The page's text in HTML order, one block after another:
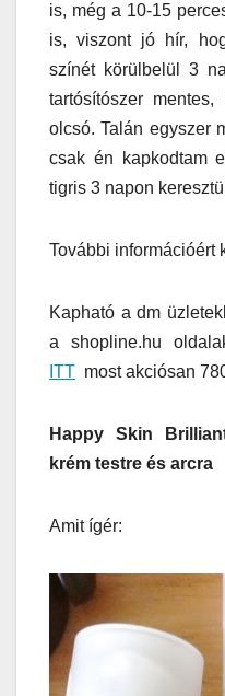
is, még a 10-15
is, viszont jó hír,
színét körülbelül 3
tartósítószer
olcsó. Talán egyszer
csak én kapkodtam
tigris 3 napon
További információért
Kapható a dm
a shopline.hu
ITT most akciósan
Happy Skin
krém testre és arcra
Amit ígér: